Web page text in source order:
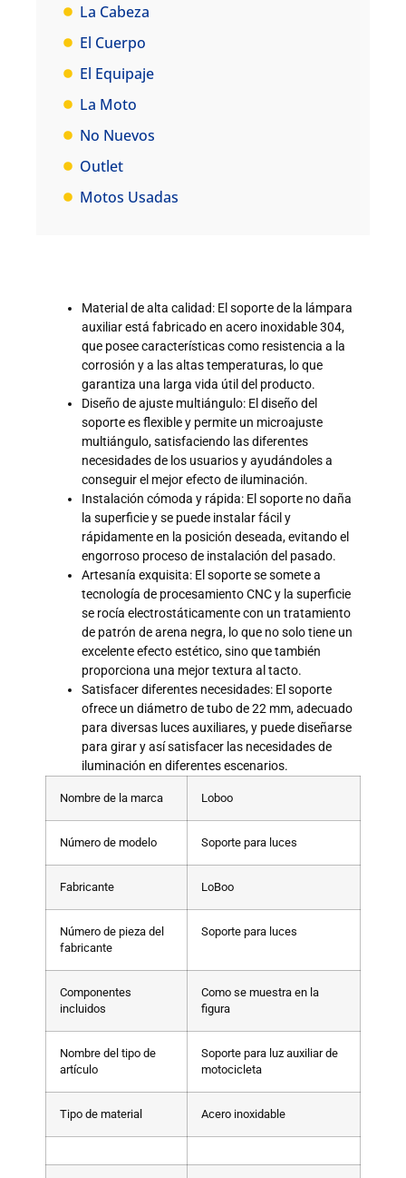
La Cabeza
El Cuerpo
El Equipaje
La Moto
No Nuevos
Outlet
Motos Usadas
Material de alta calidad: El soporte de la lámpara
auxiliar está fabricado en acero inoxidable 304,
que posee características como resistencia a la
corrosión y a las altas temperaturas, lo que
garantiza una larga vida útil del producto.
Diseño de ajuste multiángulo: El diseño del
soporte es flexible y permite un microajuste
multiángulo, satisfaciendo las diferentes
necesidades de los usuarios y ayudándoles a
conseguir el mejor efecto de iluminación.
Instalación cómoda y rápida: El soporte no daña
la superficie y se puede instalar fácil y
rápidamente en la posición deseada, evitando el
engorroso proceso de instalación del pasado.
Artesanía exquisita: El soporte se somete a
tecnología de procesamiento CNC y la superficie
se rocía electrostáticamente con un tratamiento
de patrón de arena negra, lo que no solo tiene un
excelente efecto estético, sino que también
proporciona una mejor textura al tacto.
Satisfacer diferentes necesidades: El soporte
ofrece un diámetro de tubo de 22 mm, adecuado
para diversas luces auxiliares, y puede diseñarse
para girar y así satisfacer las necesidades de
iluminación en diferentes escenarios.
Nombre de la marca Loboo
Número de modelo Soporte para luces
Fabricante LoBoo
Número de pieza del
fabricante
Soporte para luces
Componentes
incluidos
Como se muestra en la
figura
Nombre del tipo de
artículo
Soporte para luz auxiliar de
motocicleta
Tipo de material Acero inoxidable